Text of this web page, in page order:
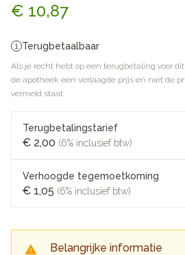
€ 10,87
Terugbetaalbaar
Als je recht hebt op een terugbetaling voor
de apotheek een verlaagde prijs en niet de
vermeld staat.
Terugbetalingstarief
€ 2,00 (6% inclusief btw)
Verhoogde tegemoetkoming
€ 1,05 (6% inclusief btw)
Belangrijke informatie